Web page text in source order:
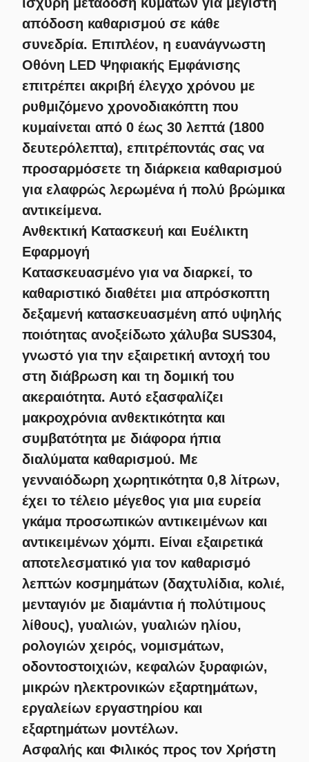
απόδοση καθαρισμού σε κάθε
συνεδρία. Επιπλέον, η ευανάγνωστη
Οθόνη LED Ψηφιακής Εμφάνισης
επιτρέπει ακριβή έλεγχο χρόνου με
ρυθμιζόμενο χρονοδιακόπτη που
κυμαίνεται από 0 έως 30 λεπτά (1800
δευτερόλεπτα), επιτρέποντάς σας να
προσαρμόσετε τη διάρκεια καθαρισμού
για ελαφρώς λερωμένα ή πολύ βρώμικα
αντικείμενα.
Ανθεκτική Κατασκευή και Ευέλικτη
Εφαρμογή
Κατασκευασμένο για να διαρκεί, το
καθαριστικό διαθέτει μια απρόσκοπτη
δεξαμενή κατασκευασμένη από υψηλής
ποιότητας ανοξείδωτο χάλυβα SUS304,
γνωστό για την εξαιρετική αντοχή του
στη διάβρωση και τη δομική του
ακεραιότητα. Αυτό εξασφαλίζει
μακροχρόνια ανθεκτικότητα και
συμβατότητα με διάφορα ήπια
διαλύματα καθαρισμού. Με
γενναιόδωρη χωρητικότητα 0,8 λίτρων,
έχει το τέλειο μέγεθος για μια ευρεία
γκάμα προσωπικών αντικειμένων και
αντικειμένων χόμπι. Είναι εξαιρετικά
αποτελεσματικό για τον καθαρισμό
λεπτών κοσμημάτων (δαχτυλίδια, κολιέ,
μενταγιόν με διαμάντια ή πολύτιμους
λίθους), γυαλιών, γυαλιών ηλίου,
ρολογιών χειρός, νομισμάτων,
οδοντοστοιχιών, κεφαλών ξυραφιών,
μικρών ηλεκτρονικών εξαρτημάτων,
εργαλείων εργαστηρίου και
εξαρτημάτων μοντέλων.
Ασφαλής και Φιλικός προς τον Χρήστη